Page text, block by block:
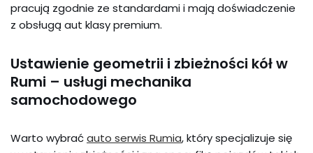
pracują zgodnie ze standardami i mają doświadczenie
z obsługą aut klasy premium.
Ustawienie geometrii i zbieżności kół w
Rumi – usługi mechanika
samochodowego
Warto wybraćauto serwis Rumia, który specjalizuje się